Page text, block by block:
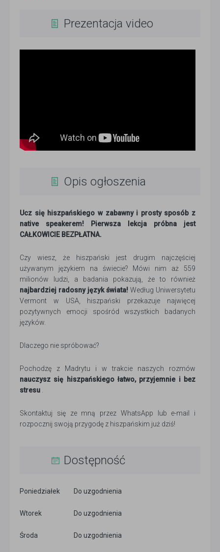
Prezentacja video
Opis ogłoszenia
Ucz się hiszpańskiego w zabawny i prosty sposób z
native speakerem! Pierwsza lekcja próbna jest
CAŁKOWICIE BEZPŁATNA.
Czy wiesz, że hiszpański jest drugim najczęściej
używanym językiem na świecie? Mówi nim aż 559
milionów ludzi, a badania pokazują, że to również
najbardziej radosny język świata! Według Uniwersytetu
Vermont w USA, hiszpański przekazuje najwięcej
pozytywnych emocji spośród wszystkich badanych
języków.
Dlaczego nie spróbować?
Pochodzę z Madrytu i w trakcie naszych rozmów
nauczysz się hiszpańskiego łatwo, przyjemnie i bez
stresu
Skontaktuj się ze mną przez WhatsApp lub e-mail i
rozpocznij swoją przygodę z hiszpańskim już dziś!
Dostępność
Poniedziałek Do uzgodnienia
Wtorek Do uzgodnienia
Środa Do uzgodnienia